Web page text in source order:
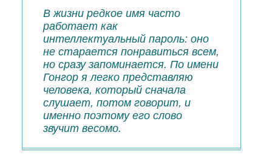
В жизни редкое имя часто
работает как
интеллектуальный пароль: оно
не старается понравиться всем,
но сразу запоминается. По имени
Гонгор я легко представляю
человека, который сначала
слушает, потом говорит, и
именно поэтому его слово
звучит весомо.